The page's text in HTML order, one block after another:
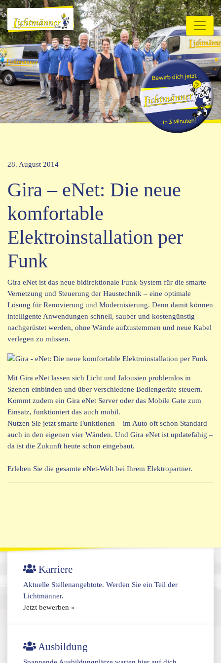
28. August 2014
Gira – eNet: Die neue
komfortable
Elektroinstallation per
Funk
Gira eNet ist das neue bidirektionale Funk-System für die smarte
Vernetzung und Steuerung der Haustechnik – eine optimale
Lösung für Renovierung und Modernisierung. Denn damit können
intelligente Anwendungen schnell, sauber und kostengünstig
nachgerüstet werden, ohne Wände aufzustemmen und neue Kabel
verlegen zu müssen.
Mit Gira eNet lassen sich Licht und Jalousien problemlos in
Szenen einbinden und über verschiedene Bediengeräte steuern.
Kommt zudem ein Gira eNet Server oder das Mobile Gate zum
Einsatz, funktioniert das auch mobil.
Nutzen Sie jetzt smarte Funktionen – im Auto oft schon Standard –
auch in den eigenen vier Wänden. Und Gira eNet ist updatefähig –
da ist die Zukunft heute schon eingebaut.
Erleben Sie die gesamte eNet-Welt bei Ihrem Elektropartner.
Karriere
Aktuelle Stellenangebtote. Werden Sie ein Teil der
Lichtmänner.
Jetzt bewerben »
Ausbildung